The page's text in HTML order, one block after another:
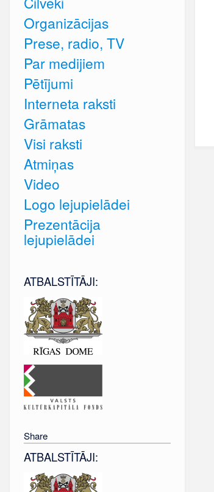
Organizācijas
Prese, radio, TV
Par medijiem
Pētījumi
Interneta raksti
Grāmatas
Visi raksti
Atmiņas
Video
Logo lejupielādei
Prezentācija
lejupielādei
ATBALSTĪTĀJI:
Share
ATBALSTĪTĀJI: